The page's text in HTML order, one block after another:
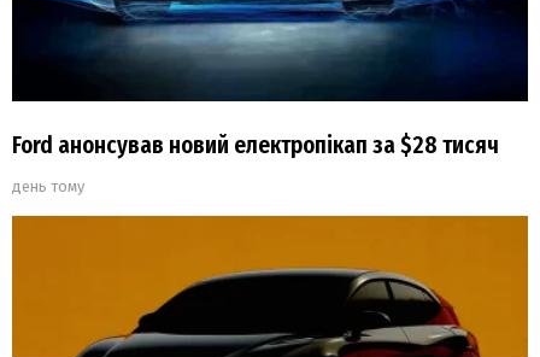
Ford анонсував новий електропікап за $28 тисяч
день тому